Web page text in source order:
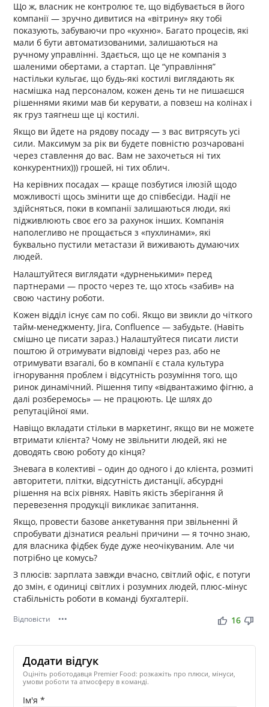
Що ж, власник не контролює те, що відбувається в його
компанії — зручно дивитися на «вітрину» яку тобі
показують, забуваючи про «кухню». Багато процесів, які
мали б бути автоматизованими, залишаються на
ручному управлінні. Здається, що це не компанія з
шаленими обертами, а стартап. Це “управління”
настільки кульгає, що будь-які костилі виглядають як
насмішка над персоналом, кожен день ти не пишаєшся
рішеннями якими мав би керувати, а повзеш на колінах і
як груз таягнеш ще ці костилі.
Якщо ви йдете на рядову посаду — з вас витрясуть усі
сили. Максимум за рік ви будете повністю розчаровані
через ставлення до вас. Вам не захочеться ні тих
конкурентних))) грошей, ні тих облич.
На керівних посадах — краще позбутися ілюзій щодо
можливості щось змінити ще до співбесіди. Надії не
здійсняться, поки в компанії залишаються люди, які
підживлюють своє его за рахунок інших. Компанія
наполегливо не прощається з «пухлинами», які
буквально пустили метастази й виживають думаючих
людей.
Налаштуйтеся виглядати «дурненькими» перед
партнерами — просто через те, що хтось «забив» на
свою частину роботи.
Кожен відділ існує сам по собі. Якщо ви звикли до чіткого
тайм-менеджменту, Jira, Confluence — забудьте. (Навіть
смішно це писати зараз.) Налаштуйтеся писати листи
поштою й отримувати відповіді через раз, або не
отримувати взагалі, бо в компанії є стала культура
ігнорування проблем і відсутність розуміння того, що
ринок динамічний. Рішення типу «відвантажимо фігню, а
далі розберемось» — не працюють. Це шлях до
репутаційної ями.
Навіщо вкладати стільки в маркетинг, якщо ви не можете
втримати клієнта? Чому не звільнити людей, які не
доводять свою роботу до кінця?
Зневага в колективі – один до одного і до клієнта, розмиті
авторитети, плітки, відсутність дистанції, абсурдні
рішення на всіх рівнях. Навіть якість зберігання й
перевезення продукції викликає запитання.
Якщо, провести базове анкетування при звільненні й
спробувати дізнатися реальні причини — я точно знаю,
для власника фідбек буде дуже неочікуваним. Але чи
потрібно це комусь?
З плюсів: зарплата завжди вчасно, світлий офіс, є потуги
до змін, є одиниці світлих і розумних людей, плюс-мінус
стабільність роботи в команді бухгалтерії.
Відповісти ••• thumb_up thumb_down
16
Додати відгук
Оцініть роботодавця Premier Food: розкажіть про плюси, мінуси,
умови роботи та атмосферу в команді.
Ім'я *